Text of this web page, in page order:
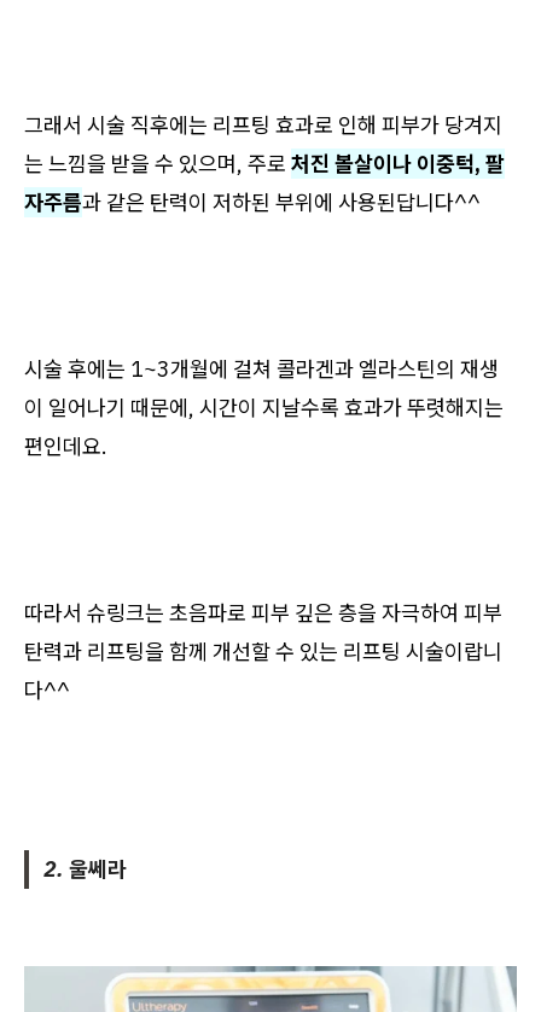
그래서 시술 직후에는 리프팅 효과로 인해 피부가 당겨지
는 느낌을 받을 수 있으며, 주로 처진 볼살이나 이중턱, 팔
자주름과 같은 탄력이 저하된 부위에 사용된답니다^^
시술 후에는 1~3개월에 걸쳐 콜라겐과 엘라스틴의 재생
이 일어나기 때문에, 시간이 지날수록 효과가 뚜렷해지는
편인데요.
따라서 슈링크는 초음파로 피부 깊은 층을 자극하여 피부
탄력과 리프팅을 함께 개선할 수 있는 리프팅 시술이랍니
다^^
2. 울쎄라